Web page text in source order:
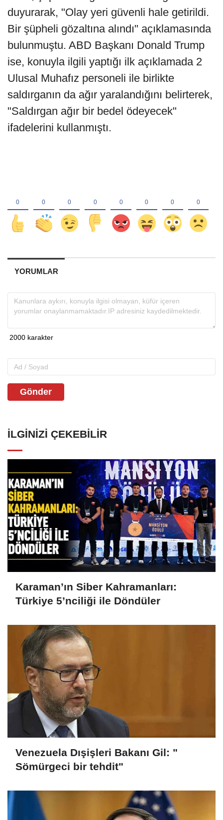
duyurarak, "Olay yeri güvenli hale getirildi.
Bir şüpheli gözaltına alındı" açıklamasında
bulunmuştu. ABD Başkanı Donald Trump
ise, konuyla ilgili yaptığı ilk açıklamada 2
Ulusal Muhafız personeli ile birlikte
saldırganın da ağır yaralandığını belirterek,
"Saldırgan ağır bir bedel ödeyecek"
ifadelerini kullanmıştı.
YORUMLAR
Gönder
İLGINIZI ÇEKEBILIR
Karaman’ın Siber Kahramanları:
Türkiye 5’nciliği ile Döndüler
Venezuela Dışişleri Bakanı Gil: "
Sömürgeci bir tehdit"